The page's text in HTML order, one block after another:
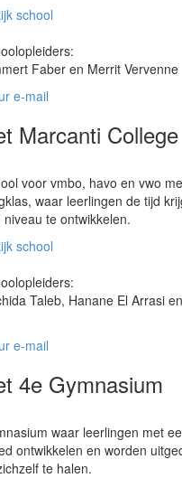
school
Faber en Merrit Vervenne
e-mail
Marcanti College
voor vmbo, havo en vwo
waar leerlingen de tijd
niveau te ontwikkelen.
school
Taleb, Hanane El Arrasi
e-mail
4e Gymnasium
waar leerlingen met
ontwikkelen en worden
te halen.